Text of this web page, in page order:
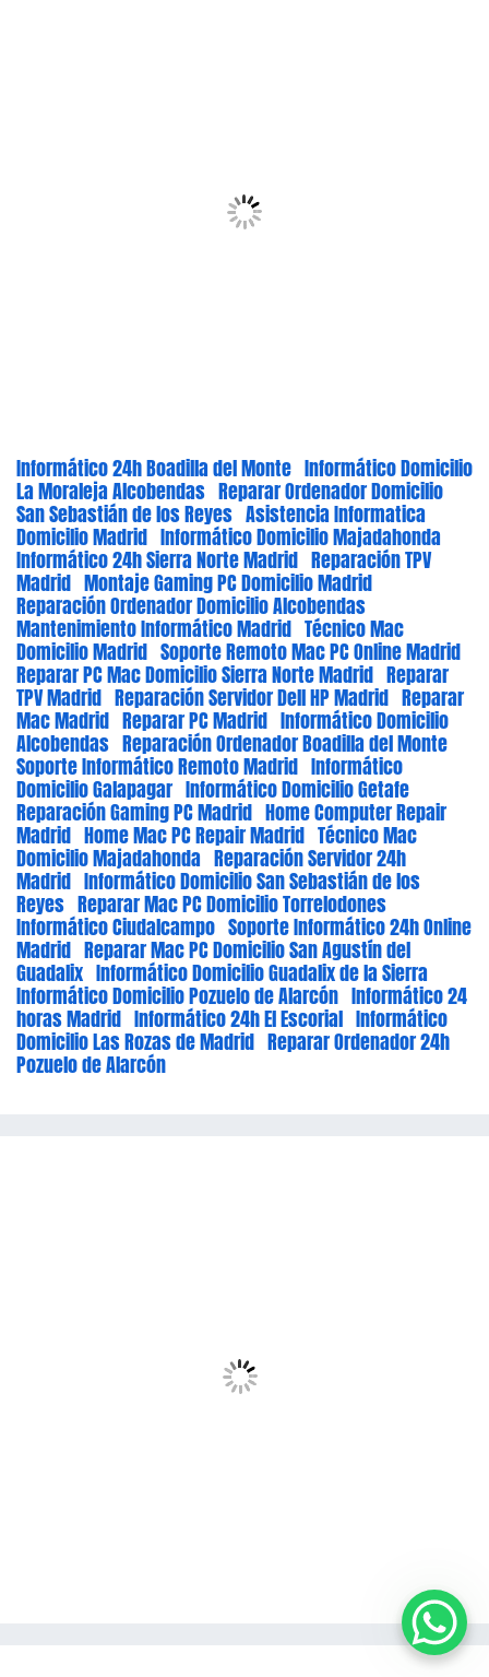
Informático 24h Boadilla del Monte Informático Domicilio
La Moraleja Alcobendas Reparar Ordenador Domicilio
San Sebastián de los Reyes Asistencia Informatica
Domicilio Madrid Informático Domicilio Majadahonda
Informático 24h Sierra Norte Madrid Reparación TPV
Madrid Montaje Gaming PC Domicilio Madrid
Reparación Ordenador Domicilio Alcobendas
Mantenimiento Informático Madrid Técnico Mac
Domicilio Madrid Soporte Remoto Mac PC Online Madrid
Reparar PC Mac Domicilio Sierra Norte Madrid Reparar
TPV Madrid Reparación Servidor Dell HP Madrid Reparar
Mac Madrid Reparar PC Madrid Informático Domicilio
Alcobendas Reparación Ordenador Boadilla del Monte
Soporte Informático Remoto Madrid Informático
Domicilio Galapagar Informático Domicilio Getafe
Reparación Gaming PC Madrid Home Computer Repair
Madrid Home Mac PC Repair Madrid Técnico Mac
Domicilio Majadahonda Reparación Servidor 24h
Madrid Informático Domicilio San Sebastián de los
Reyes Reparar Mac PC Domicilio Torrelodones
Informático Ciudalcampo Soporte Informático 24h Online
Madrid Reparar Mac PC Domicilio San Agustín del
Guadalix Informático Domicilio Guadalix de la Sierra
Informático Domicilio Pozuelo de Alarcón Informático 24
horas Madrid Informático 24h El Escorial Informático
Domicilio Las Rozas de Madrid Reparar Ordenador 24h
Pozuelo de Alarcón